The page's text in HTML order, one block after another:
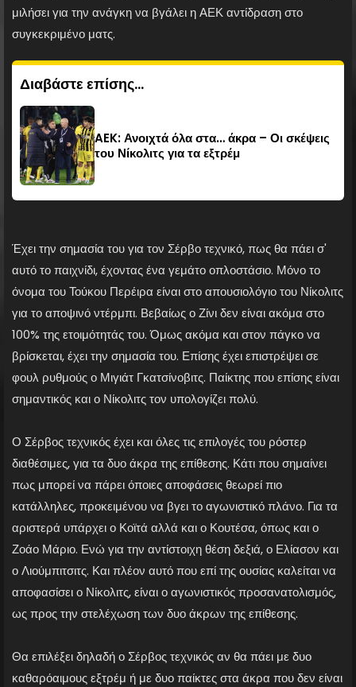
μιλήσει για την ανάγκη να βγάλει η ΑΕΚ αντίδραση στο
συγκεκριμένο ματς.
Διαβάστε επίσης...
AEK: Ανοιχτά όλα στα… άκρα – Οι σκέψεις
του Νίκολιτς για τα εξτρέμ
Έχει την σημασία του για τον Σέρβο τεχνικό, πως θα πάει σ'
αυτό το παιχνίδι, έχοντας ένα γεμάτο οπλοστάσιο. Μόνο το
όνομα του Τούκου Περέιρα είναι στο απουσιολόγιο του Νίκολιτς
για το αποψινό ντέρμπι. Βεβαίως ο Ζίνι δεν είναι ακόμα στο
100% της ετοιμότητάς του. Όμως ακόμα και στον πάγκο να
βρίσκεται, έχει την σημασία του. Επίσης έχει επιστρέψει σε
φουλ ρυθμούς ο Μιγιάτ Γκατσίνοβιτς. Παίκτης που επίσης είναι
σημαντικός και ο Νίκολιτς τον υπολογίζει πολύ.
Ο Σέρβος τεχνικός έχει και όλες τις επιλογές του ρόστερ
διαθέσιμες, για τα δυο άκρα της επίθεσης. Κάτι που σημαίνει
πως μπορεί να πάρει όποιες αποφάσεις θεωρεί πιο
κατάλληλες, προκειμένου να βγει το αγωνιστικό πλάνο. Για τα
αριστερά υπάρχει ο Κοϊτά αλλά και ο Κουτέσα, όπως και ο
Ζοάο Μάριο. Ενώ για την αντίστοιχη θέση δεξιά, ο Ελίασον και
ο Λιούμπιτσιτς. Και πλέον αυτό που επί της ουσίας καλείται να
αποφασίσει ο Νίκολιτς, είναι ο αγωνιστικός προσανατολισμός,
ως προς την στελέχωση των δυο άκρων της επίθεσης.
Θα επιλέξει δηλαδή ο Σέρβος τεχνικός αν θα πάει με δυο
καθαρόαιμους εξτρέμ ή με δυο παίκτες στα άκρα που δεν είναι